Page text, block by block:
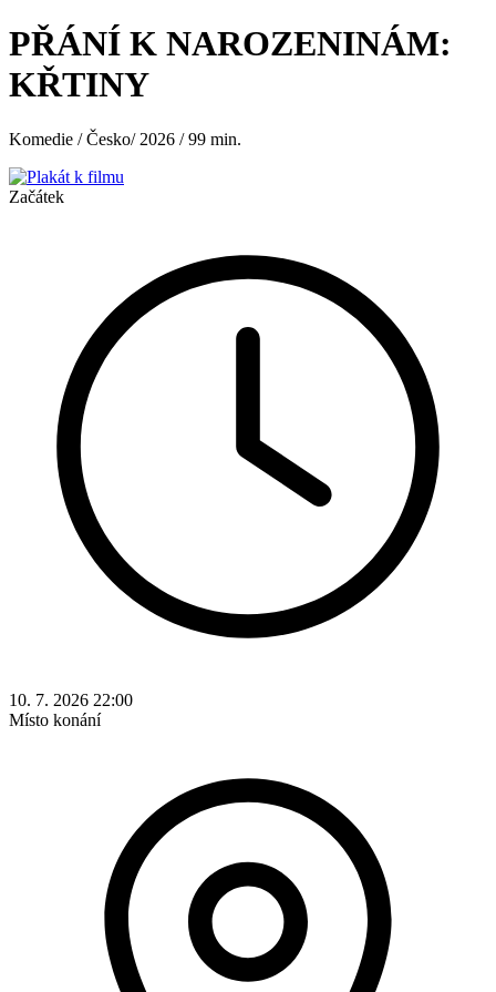
PŘÁNÍ K NAROZENINÁM:
KŘTINY
Komedie / Česko/ 2026 / 99 min.
Začátek
10. 7. 2026 22:00
Místo konání